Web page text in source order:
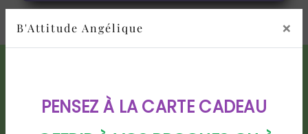
B'Attitude Angélique ×
PENSEZ À LA CARTE CADEAU